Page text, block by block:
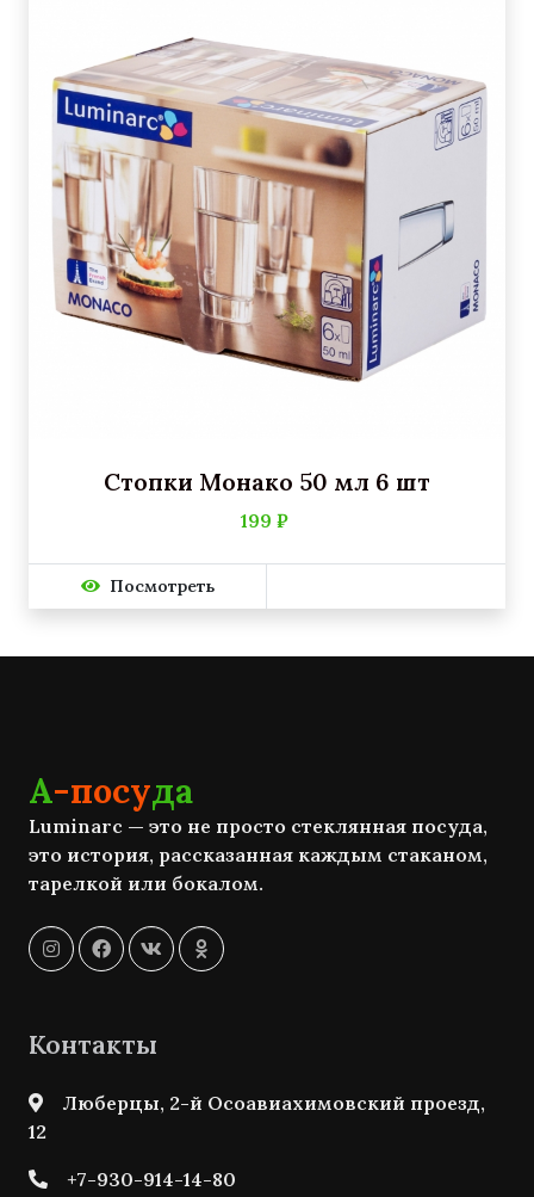
Стопки Монако 50 мл 6 шт
199 ₽
Посмотреть
А-посуда
Luminarc — это не просто стеклянная посуда,
это история, рассказанная каждым стаканом,
тарелкой или бокалом.
Контакты
Люберцы, 2-й Осоавиахимовский проезд,
12
+7-930-914-14-80